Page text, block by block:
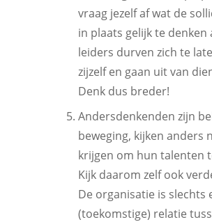
vraag jezelf af wat de
in plaats gelijk te denken
leiders durven zich te
zijzelf en gaan uit van
Denk dus breder!
Andersdenkenden zijn
beweging, kijken anders
krijgen om hun talenten
Kijk daarom zelf ook
De organisatie is slechts
(toekomstige) relatie